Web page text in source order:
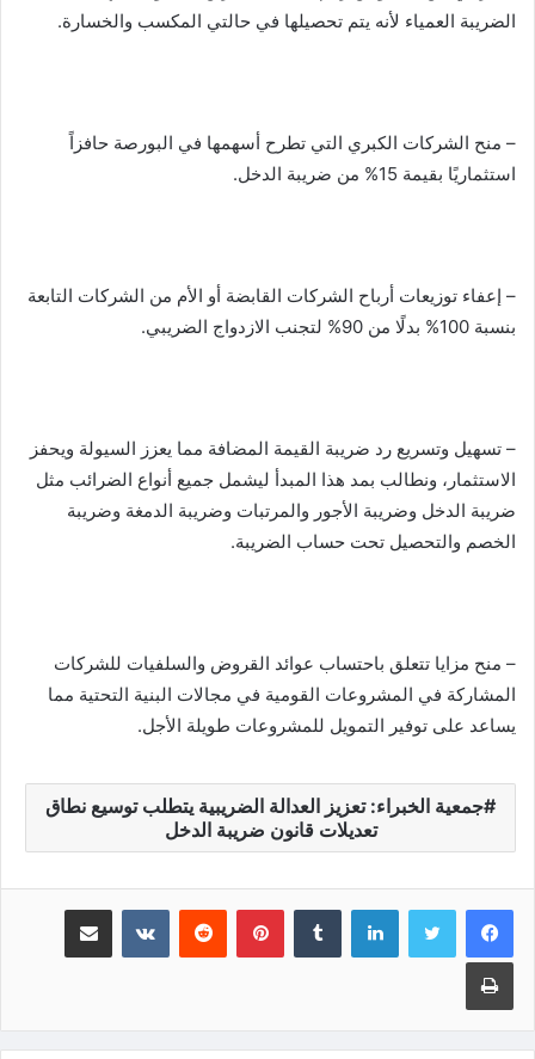
الضريبة العمياء لأنه يتم تحصيلها في حالتي المكسب والخسارة.
– منح الشركات الكبري التي تطرح أسهمها في البورصة حافزاً
استثماريًا بقيمة 15% من ضريبة الدخل.
– إعفاء توزيعات أرباح الشركات القابضة أو الأم من الشركات التابعة
بنسبة 100% بدلًا من 90% لتجنب الازدواج الضريبي.
– تسهيل وتسريع رد ضريبة القيمة المضافة مما يعزز السيولة ويحفز
الاستثمار، ونطالب بمد هذا المبدأ ليشمل جميع أنواع الضرائب مثل
ضريبة الدخل وضريبة الأجور والمرتبات وضريبة الدمغة وضريبة
الخصم والتحصيل تحت حساب الضريبة.
– منح مزايا تتعلق باحتساب عوائد القروض والسلفيات للشركات
المشاركة في المشروعات القومية في مجالات البنية التحتية مما
يساعد على توفير التمويل للمشروعات طويلة الأجل.
جمعية الخبراء: تعزيز العدالة الضريبية يتطلب توسيع نطاق
تعديلات قانون ضريبة الدخل
لينكدإن بينتيريست